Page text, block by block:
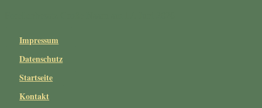
Impressum
Datenschutz
Startseite
Kontakt